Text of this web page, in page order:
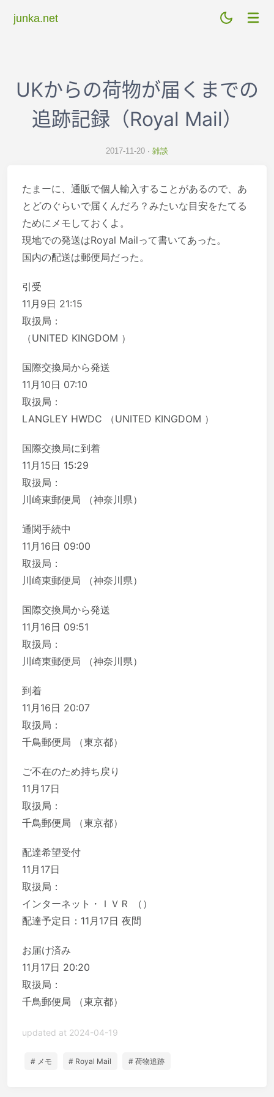
junka.net
UKからの荷物が届くまでの
追跡記録（Royal Mail）
2017-11-20 雑談
たまーに、通販で個人輸入することがあるので、あ
とどのぐらいで届くんだろ？みたいな目安をたてる
ためにメモしておくよ。
現地での発送はRoyal Mailって書いてあった。
国内の配送は郵便局だった。
引受
11月9日 21:15
取扱局：
（UNITED KINGDOM ）
国際交換局から発送
11月10日 07:10
取扱局：
LANGLEY HWDC （UNITED KINGDOM ）
国際交換局に到着
11月15日 15:29
取扱局：
川崎東郵便局 （神奈川県）
通関手続中
11月16日 09:00
取扱局：
川崎東郵便局 （神奈川県）
国際交換局から発送
11月16日 09:51
取扱局：
川崎東郵便局 （神奈川県）
到着
11月16日 20:07
取扱局：
千鳥郵便局 （東京都）
ご不在のため持ち戻り
11月17日
取扱局：
千鳥郵便局 （東京都）
配達希望受付
11月17日
取扱局：
インターネット・ＩＶＲ （）
配達予定日：11月17日 夜間
お届け済み
11月17日 20:20
取扱局：
千鳥郵便局 （東京都）
updated at 2024-04-19
# メモ # Royal Mail # 荷物追跡